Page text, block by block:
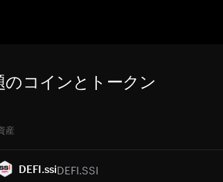
のコインとトークン
産
DEFI.ssiDEFI.SSI